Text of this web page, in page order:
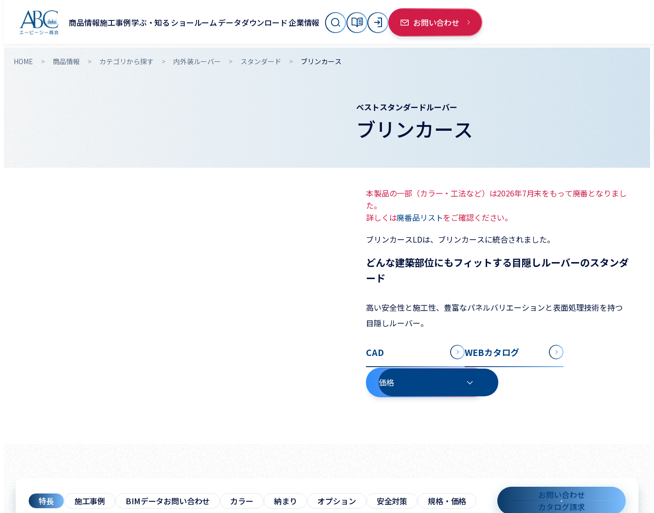
商品情報施工事例学ぶ・知る ショールームデータダウンロード企業情報 お問い合わせ
HOME 商品情報 カテゴリから探す 内外装ルーバー スタンダード ブリンカース
ベストスタンダードルーバー
ブリンカース
本製品の一部（カラー・工法など）は2026年7月末をもって廃番となりまし
た。
詳しくは廃番品リストをご確認ください。
ブリンカースLDは、ブリンカースに統合されました。
どんな建築部位にもフィットする目隠しルーバーのスタンダ
ード
高い安全性と施工性、豊富なパネルバリエーションと表面処理技術を持つ
目隠しルーバー。
CAD WEBカタログ
価格
特長 施工事例 BIMデータお問い合わせ カラー 納まり オプション 安全対策 規格・価格
お問い合わせ
カタログ請求